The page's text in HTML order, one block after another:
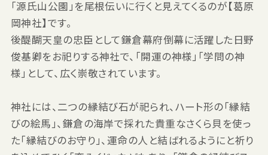
「源氏山公園」を尾根伝いに行くと見えてくるのが【葛原
岡神社】です。
後醍醐天皇の忠臣として鎌倉幕府倒幕に活躍した日野
俊基卿をお祀りする神社で、「開運の神様」「学問の神
様」として、広く崇敬されています。
神社には、二つの縁結び石が祀られ、ハート形の「縁結
びの絵馬」、鎌倉の海岸で採れた貴重なさくら貝を使っ
た「縁結びのお守り」、運命の人と結ばれるようにと祈り